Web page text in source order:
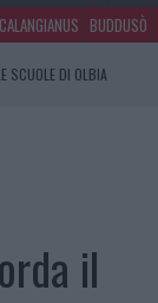
CALANGIANUS BUDDUSÒ
SCUOLE DI OLBIA
il